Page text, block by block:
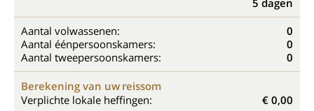
5 dagen
Aantal volwassenen:
0
Aantal éénpersoonskamers:
0
Aantal tweepersoonskamers:
0
Berekening van uw reissom
Verplichte lokale heffingen:
€ 0,00